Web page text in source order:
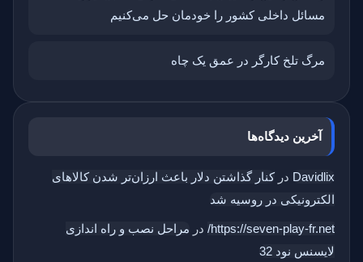
مسائل داخلی کشور را خودمان حل می‌کنیم
مرگ تلخ کارگر در عمق یک چاه
آخرین دیدگاه‌ها
Davidlix درکنار گذاشتن دلار باعث ارزان‌تر شدن کالاهای
الکترونیکی در روسیه شد
https://seven-play-fr.net/ در مراحل نصب و راه اندازی
لایسنس نود 32